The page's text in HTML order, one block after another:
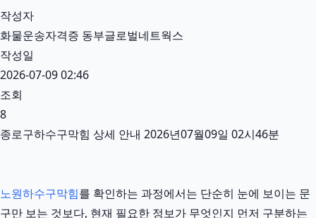
기
작성자
화물운송자격증 동부글로벌네트웍스
작성일
2026-07-09 02:46
조회
8
종로구하수구막힘 상세 안내 2026년07월09일 02시46분
노원하수구막힘를 확인하는 과정에서는 단순히 눈에 보이는 문
구만 보는 것보다, 현재 필요한 정보가 무엇인지 먼저 구분하는